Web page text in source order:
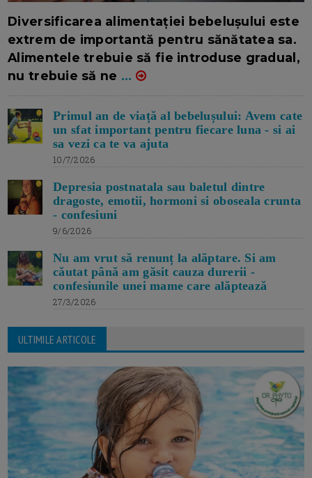
Diversificarea alimentației bebelușului este
extrem de importantă pentru sănătatea sa.
Alimentele trebuie să fie introduse gradual,
nu trebuie să ne ...
Primul an de viață al bebelușului: Avem cate
un sfat important pentru fiecare luna - si ai
sa vezi ca te va ajuta
10/7/2026
Depresia postnatala sau baletul dintre
dragoste, emotii, hormoni si oboseala crunta
- confesiuni
9/6/2026
Nu am vrut să renunț la alăptare. Si am
căutat până am găsit cauza durerii -
confesiunile unei mame care alăptează
27/3/2026
ULTIMILE ARTICOLE